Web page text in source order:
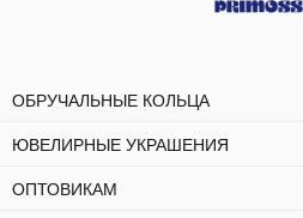
ОБРУЧАЛЬНЫЕ КОЛЬЦА
ЮВЕЛИРНЫЕ УКРАШЕНИЯ
ОПТОВИКАМ